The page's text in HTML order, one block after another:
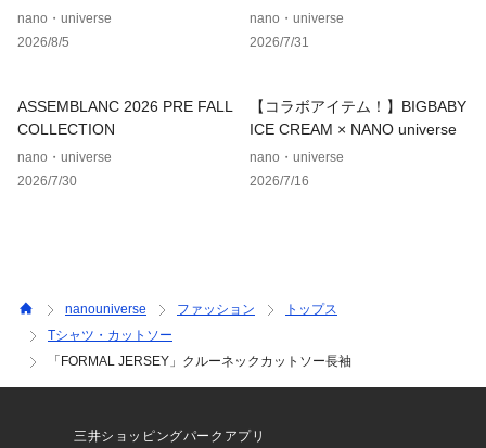
■シリーズ
・6686123202　｢FORMAL JERSEY｣ モックネックカットソ
ン
■サイズ感
・スリムシルエット
Lサイズ: 173-180cm
※標準体型を基にした目安でございます。予めご理解、ご了承
の上お買い求めください。
※該当の無いサイズも記載しておりますので、展開サイズをご
ゲット！
nano・universe
2026/8/5
nano・universe
2026/7/31
ASSEMBLANC 2026 PRE FALL
COLLECTION
nano・universe
2026/7/30
【コラボアイテム！】BIGBABY
ICE CREAM × NANO universe
nano・universe
2026/7/16
nanouniverse ファッション
トップス
Tシャツ・カットソー
「FORMAL JERSEY」クルーネックカットソー長袖
三井ショッピングパークアプリ